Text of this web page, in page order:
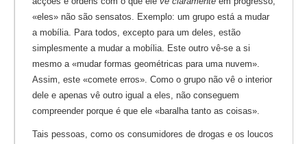
«eles» não são sensatos. Exemplo: um grupo está a mudar
a mobília. Para todos, excepto para um deles, estão
simplesmente a mudar a mobília. Este outro vê-se a si
mesmo a «mudar formas geométricas para uma nuvem».
Assim, este «comete erros». Como o grupo não vê o interior
dele e apenas vê outro igual a eles, não conseguem
compreender porque é que ele «baralha tanto as coisas».
Tais pessoas, como os consumidores de drogas e os loucos